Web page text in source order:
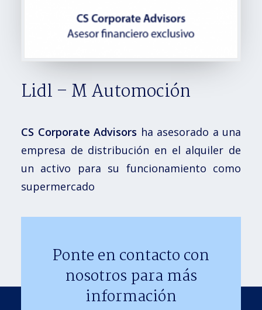
Lidl – M Automoción
CS Corporate Advisors ha asesorado a una
empresa de distribución en el alquiler de
un activo para su funcionamiento como
supermercado
Ponte en contacto con
nosotros para más
información